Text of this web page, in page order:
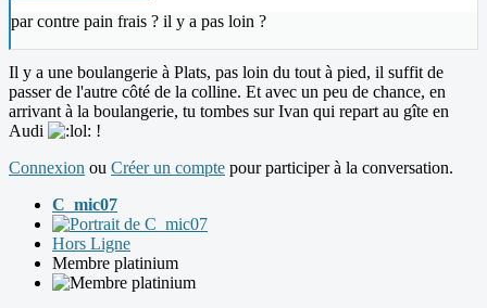
par contre pain frais ? il y a pas loin ?
Il y a une boulangerie à Plats, pas loin du tout à pied, il suffit de
passer de l'autre côté de la colline. Et avec un peu de chance, en
arrivant à la boulangerie, tu tombes sur Ivan qui repart au gîte en
Audi
!
Connexion ou Créer un compte pour participer à la conversation.
C_mic07
Hors Ligne
Membre platinium